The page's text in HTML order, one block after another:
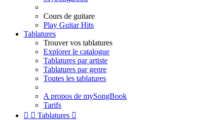
Cours de guitare
Play Guitar Hits
Tablatures
Trouver vos tablatures
Explorer le catalogue
Tablatures par artiste
Tablatures par genre
Toutes les tablatures
A propos de mySongBook
Tarifs
  Tablatures 